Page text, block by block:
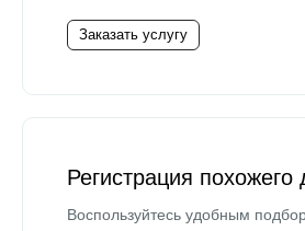
Заказать услугу
Регистрация похожего
Воспользуйтесь удобным